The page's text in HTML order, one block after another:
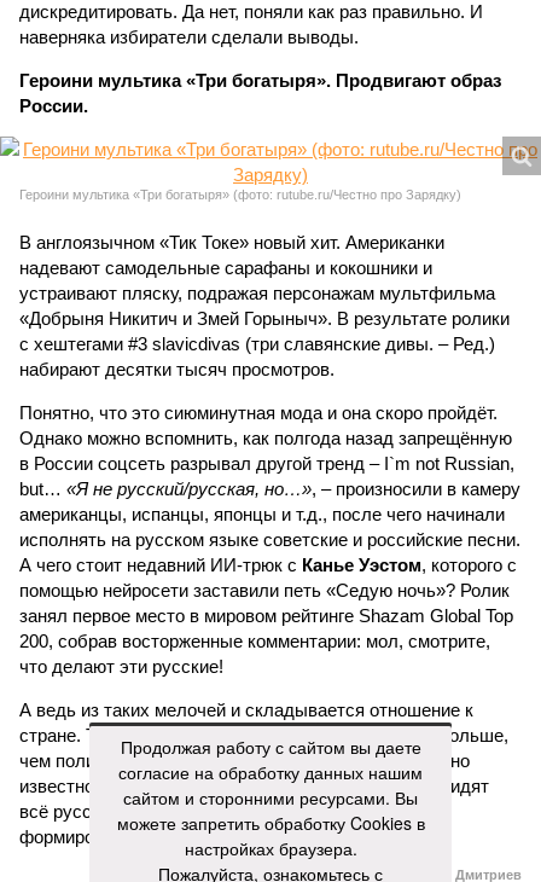
дискредитировать. Да нет, поняли как раз правильно. И
наверняка избиратели сделали выводы.
Героини мультика «Три богатыря». Продвигают образ
России.
Героини мультика «Три богатыря» (фото: rutube.ru/Честно про Зарядку)
В англоязычном «Тик Токе» новый хит. Американки
надевают самодельные сарафаны и кокошники и
устраивают пляску, подражая персонажам мультфильма
«Добрыня Никитич и Змей Горыныч». В результате ролики
с хештегами #3 slavicdivas (три славянские дивы. – Ред.)
набирают десятки тысяч просмотров.
Понятно, что это сиюминутная мода и она скоро пройдёт.
Однако можно вспомнить, как полгода назад запрещённую
в России соцсеть разрывал другой тренд – I`m not Russian,
but… «Я не русский/русская, но…», – произносили в камеру
американцы, испанцы, японцы и т.д., после чего начинали
исполнять на русском языке советские и российские песни.
А чего стоит недавний ИИ-трюк с Канье Уэстом, которого с
помощью нейросети заставили петь «Седую ночь»? Ролик
занял первое место в мировом рейтинге Shazam Global Top
200, собрав восторженные комментарии: мол, смотрите,
что делают эти русские!
А ведь из таких мелочей и складывается отношение к
стране. То, что мультики с песнями часто делают больше,
чем политики своими речами, профессионалам давно
известно. Но заявлять о том, что за границей ненавидят
всё русское, конечно, намного проще, чем умело
формировать нужный имидж.
Иван Дмитриев
Продолжая работу с сайтом вы даете
согласие на обработку данных нашим
сайтом и сторонними ресурсами. Вы
можете запретить обработку Cookies в
настройках браузера.
Пожалуйста, ознакомьтесь с